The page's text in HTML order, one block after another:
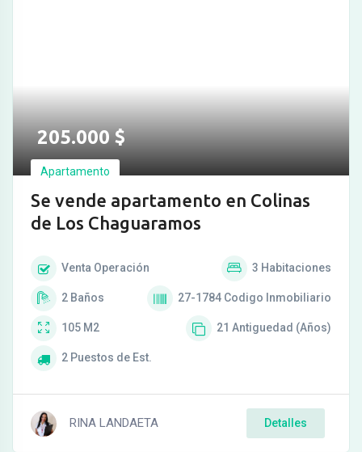
205.000$
Apartamento
Se vende apartamento en Colinas
de Los Chaguaramos
Venta Operación 3 Habitaciones
2 Baños 27-1784 Codigo Inmobiliario
105 M2 21 Antiguedad (Años)
2 Puestos de Est.
RINA LANDAETA Detalles